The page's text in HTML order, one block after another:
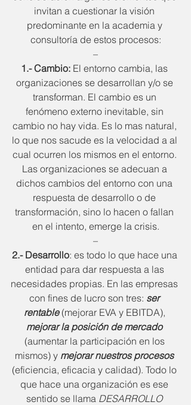
invitan a cuestionar la visión
predominante en la academia y
consultoría de estos procesos:
–
1.- Cambio: El entorno cambia, las
organizaciones se desarrollan y/o se
transforman. El cambio es un
fenómeno externo inevitable, sin
cambio no hay vida. Es lo mas natural,
lo que nos sacude es la velocidad a al
cual ocurren los mismos en el entorno.
Las organizaciones se adecuan a
dichos cambios del entorno con una
respuesta de desarrollo o de
transformación, sino lo hacen o fallan
en el intento, emerge la crisis.
–
2.- Desarrollo: es todo lo que hace una
entidad para dar respuesta a las
necesidades propias. En las empresas
con fines de lucro son tres: ser
rentable (mejorar EVA y EBITDA),
mejorar la posición de mercado
(aumentar la participación en los
mismos) y mejorar nuestros procesos
(eficiencia, eficacia y calidad). Todo lo
que hace una organización es ese
sentido se llama DESARROLLO